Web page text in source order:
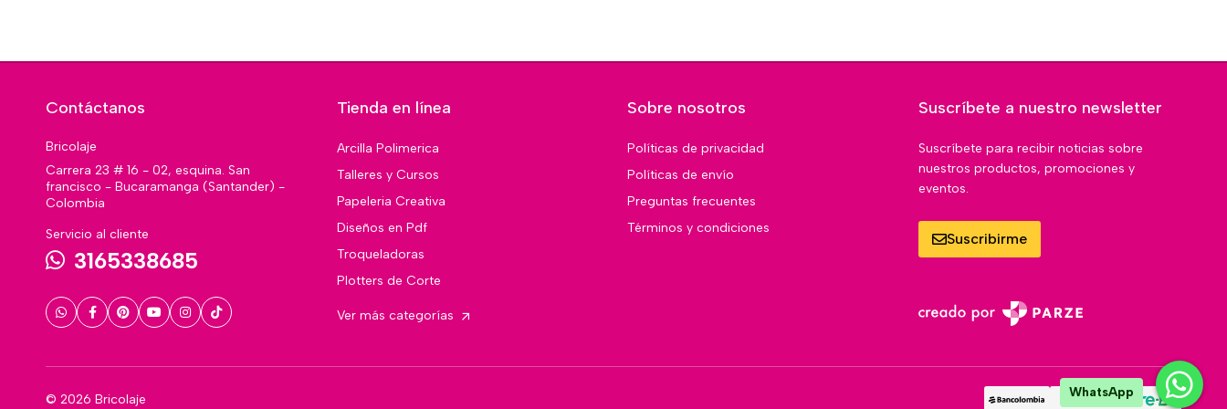
Contáctanos
Bricolaje
Carrera 23 # 16 - 02, esquina. San
francisco - Bucaramanga (Santander) -
Colombia
Servicio al cliente
3165338685
Tienda en línea
Arcilla Polimerica
Talleres y Cursos
Papeleria Creativa
Diseños en Pdf
Troqueladoras
Plotters de Corte
Ver más categorías
Sobre nosotros
Políticas de privacidad
Políticas de envío
Preguntas frecuentes
Términos y condiciones
Suscríbete a nuestro newsletter
Suscríbete para recibir noticias sobre
nuestros productos, promociones y
eventos.
Suscribirme
© 2026 Bricolaje WhatsApp